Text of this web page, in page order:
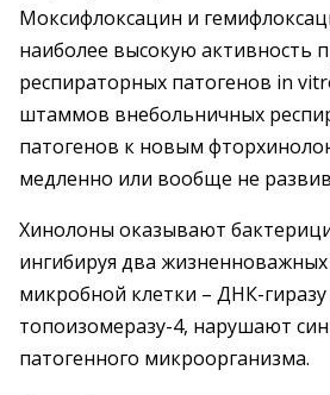
Моксифлоксацин и
наиболее высокую активность
респираторных патогенов in
штаммов внебольничных
патогенов к новым
медленно или вообще не
Хинолоны оказывают
ингибируя два
микробной клетки – ДНК-гиразу
топоизомеразу-4, нарушают
патогенного микроорганизма.